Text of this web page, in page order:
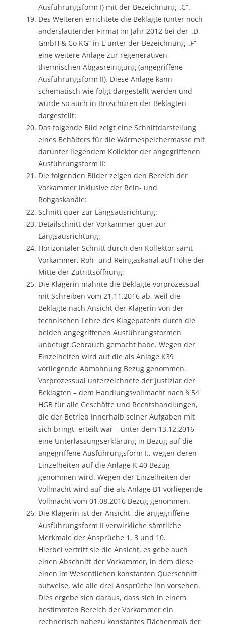
Ausführungsform I) mit der Bezeichnung „C“.
Des Weiteren errichtete die Beklagte (unter noch
anderslautender Firma) im Jahr 2012 bei der „D
GmbH & Co KG“ in E unter der Bezeichnung „F“
eine weitere Anlage zur regenerativen,
thermischen Abgasreinigung (angegriffene
Ausführungsform II). Diese Anlage kann
schematisch wie folgt dargestellt werden und
wurde so auch in Broschüren der Beklagten
dargestellt:
Das folgende Bild zeigt eine Schnittdarstellung
eines Behälters für die Wärmespeichermasse mit
darunter liegendem Kollektor der angegriffenen
Ausführungsform II:
Die folgenden Bilder zeigen den Bereich der
Vorkammer inklusive der Rein- und
Rohgaskanäle:
Schnitt quer zur Längsausrichtung:
Detailschnitt der Vorkammer quer zur
Längsausrichtung:
Horizontaler Schnitt durch den Kollektor samt
Vorkammer, Roh- und Reingaskanal auf Höhe der
Mitte der Zutrittsöffnung:
Die Klägerin mahnte die Beklagte vorprozessual
mit Schreiben vom 21.11.2016 ab, weil die
Beklagte nach Ansicht der Klägerin von der
technischen Lehre des Klagepatents durch die
beiden angegriffenen Ausführungsformen
unbefugt Gebrauch gemacht habe. Wegen der
Einzelheiten wird auf die als Anlage K39
vorliegende Abmahnung Bezug genommen.
Vorprozessual unterzeichnete der Justiziar der
Beklagten – dem Handlungsvollmacht nach § 54
HGB für alle Geschäfte und Rechtshandlungen,
die der Betrieb innerhalb seiner Aufgaben mit
sich bringt, erteilt war – unter dem 13.12.2016
eine Unterlassungserklärung in Bezug auf die
angegriffene Ausführungsform I., wegen deren
Einzelheiten auf die Anlage K 40 Bezug
genommen wird. Wegen der Einzelheiten der
Vollmacht wird auf die als Anlage B1 vorliegende
Vollmacht vom 01.08.2016 Bezug genommen.
Die Klägerin ist der Ansicht, die angegriffene
Ausführungsform II verwirkliche sämtliche
Merkmale der Ansprüche 1, 3 und 10.
Hierbei vertritt sie die Ansicht, es gebe auch
einen Abschnitt der Vorkammer, in dem diese
einen im Wesentlichen konstanten Querschnitt
aufweise, wie alle drei Ansprüche ihn vorsehen.
Dies ergebe sich daraus, dass sich in einem
bestimmten Bereich der Vorkammer ein
rechnerisch nahezu konstantes Flächenmaß der